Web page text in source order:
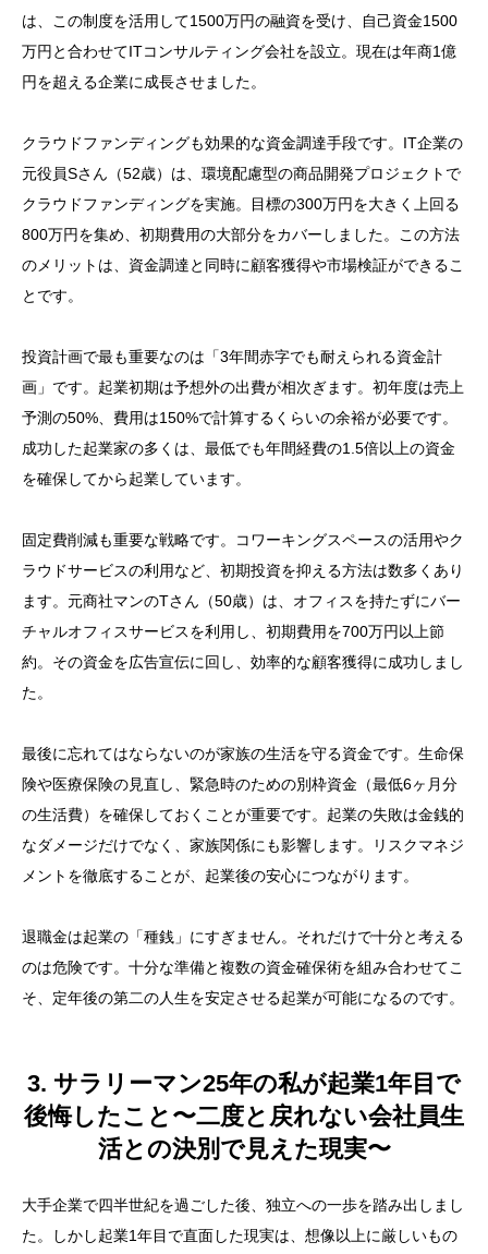
は、この制度を活用して1500万円の融資を受け、自己資金1500
万円と合わせてITコンサルティング会社を設立。現在は年商1億
円を超える企業に成長させました。
クラウドファンディングも効果的な資金調達手段です。IT企業の
元役員Sさん（52歳）は、環境配慮型の商品開発プロジェクトで
クラウドファンディングを実施。目標の300万円を大きく上回る
800万円を集め、初期費用の大部分をカバーしました。この方法
のメリットは、資金調達と同時に顧客獲得や市場検証ができるこ
とです。
投資計画で最も重要なのは「3年間赤字でも耐えられる資金計
画」です。起業初期は予想外の出費が相次ぎます。初年度は売上
予測の50%、費用は150%で計算するくらいの余裕が必要です。
成功した起業家の多くは、最低でも年間経費の1.5倍以上の資金
を確保してから起業しています。
固定費削減も重要な戦略です。コワーキングスペースの活用やク
ラウドサービスの利用など、初期投資を抑える方法は数多くあり
ます。元商社マンのTさん（50歳）は、オフィスを持たずにバー
チャルオフィスサービスを利用し、初期費用を700万円以上節
約。その資金を広告宣伝に回し、効率的な顧客獲得に成功しまし
た。
最後に忘れてはならないのが家族の生活を守る資金です。生命保
険や医療保険の見直し、緊急時のための別枠資金（最低6ヶ月分
の生活費）を確保しておくことが重要です。起業の失敗は金銭的
なダメージだけでなく、家族関係にも影響します。リスクマネジ
メントを徹底することが、起業後の安心につながります。
退職金は起業の「種銭」にすぎません。それだけで十分と考える
のは危険です。十分な準備と複数の資金確保術を組み合わせてこ
そ、定年後の第二の人生を安定させる起業が可能になるのです。
3. サラリーマン25年の私が起業1年目で
後悔したこと〜二度と戻れない会社員生
活との決別で見えた現実〜
大手企業で四半世紀を過ごした後、独立への一歩を踏み出しまし
た。しかし起業1年目で直面した現実は、想像以上に厳しいもの